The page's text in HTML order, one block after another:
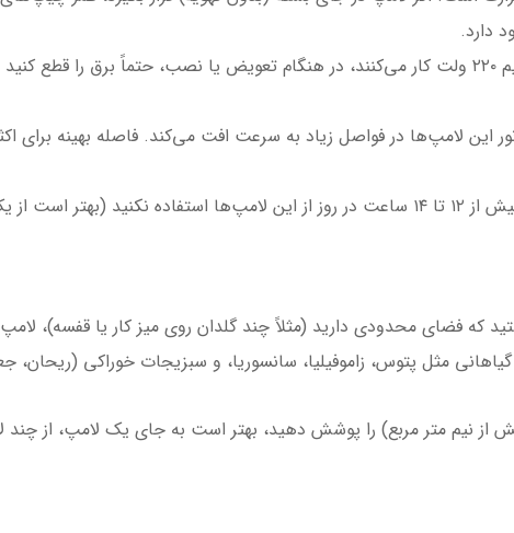
دارد.
ایمنی: از آنجا که این لامپ‌ها با برق مستقیم ۲۲۰ ولت کار می‌کنند، در هنگام تعویض یا
استفاده کنید).
مثل پتوس، زاموفیلیا، سانسوریا، و سبزیجات خوراکی
از نیم متر مربع) را پوشش دهید، بهتر است به جای یک لامپ، از